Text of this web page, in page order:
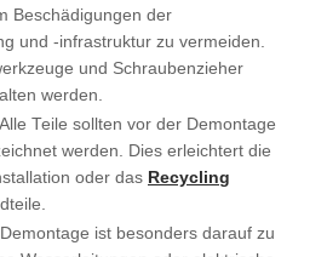
Beschädigungen der
und -infrastruktur zu vermeiden.
und Schraubenzieher
werden.
Teile sollten vor der Demontage
werden. Dies erleichtert die
oder das Recycling
ist besonders darauf zu